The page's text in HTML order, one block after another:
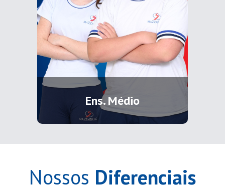
Ens. Médio
Nossos Diferenciais